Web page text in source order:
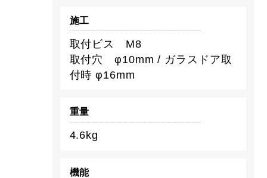
施工
取付ビス M8
取付穴 φ10mm / ガラスドア取
付時 φ16mm
重量
4.6kg
機能